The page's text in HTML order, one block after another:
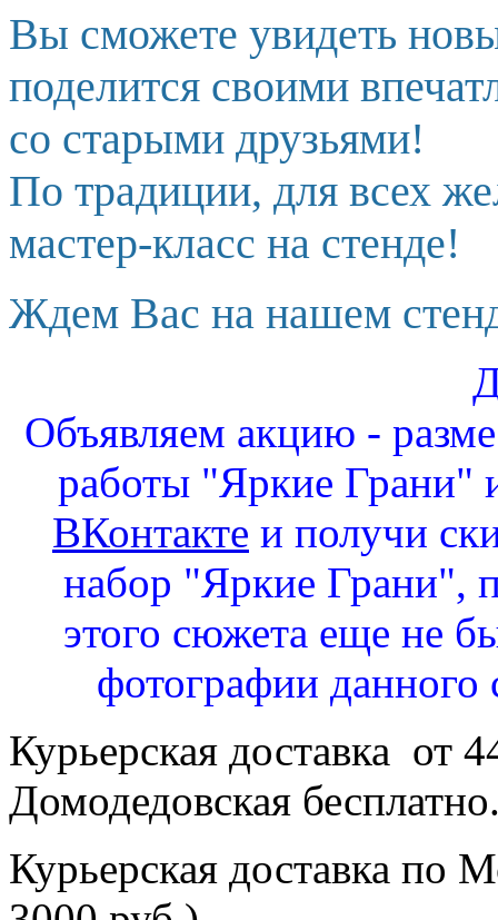
Вы сможете увидеть
поделится своими
со старыми друзьями!
По традиции, для всех
мастер-класс на стенде!
Ждем Вас на нашем
Объявляем акцию -
работы "Яркие Грани"
ВКонтакте и получи
набор "Яркие Грани",
этого сюжета еще не
фотографии
Курьерская доставка от
Домодедовская
Курьерская доставка по